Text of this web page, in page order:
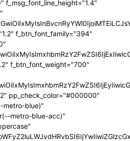
f_msg_font_line_height="1.4"
f_btn_font_family="394"
f_btn_font_weight="700"
pp_check_color="#000000"
metro-blue)"
metro-blue-acc)"